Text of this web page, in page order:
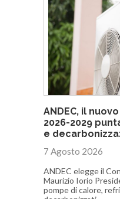
ANDEC, il
2026-2029
e
7 Agosto 2026
ANDEC elegge il
Maurizio Iorio
pompe di calore,